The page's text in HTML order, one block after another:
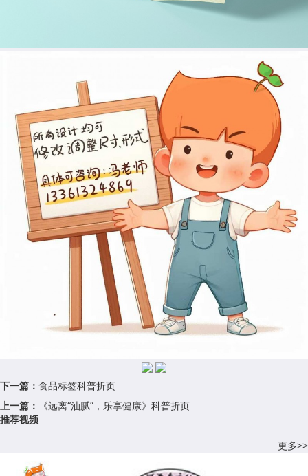
下一篇： 食品标签科普折页
上一篇：
《远离“油腻”，乐享健康》科普折页
推荐视频
更多>>
科普视频：购买豆浆要注意些什么？